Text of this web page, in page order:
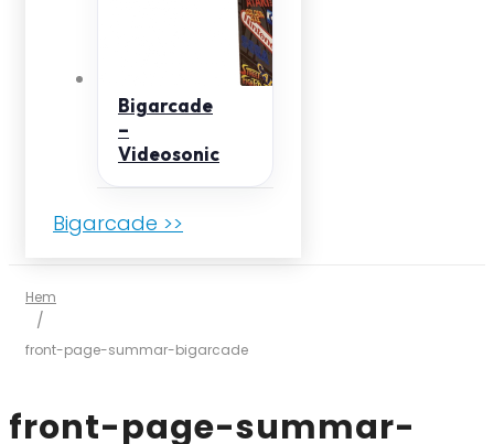
Bigarcade
–
Videosonic
Bigarcade >>
Hem
/
front-page-summar-bigarcade
front-page-summar-